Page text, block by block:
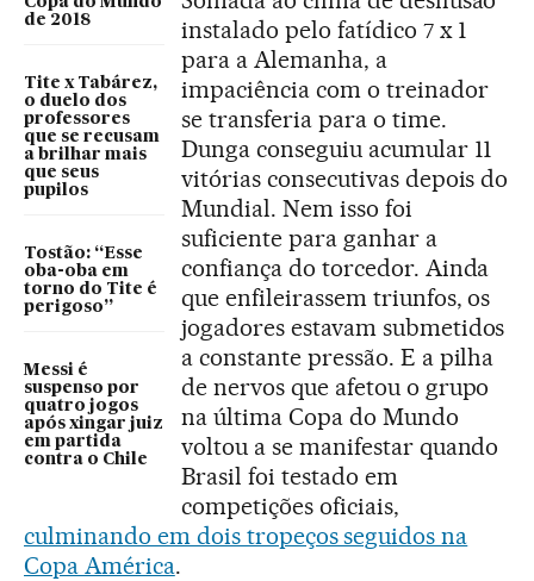
de 2018
Tite x Tabárez,
o duelo dos
professores
que se recusam
a brilhar mais
que seus
pupilos
Tostão: “Esse
oba-oba em
torno do Tite é
perigoso”
Messi é
suspenso por
quatro jogos
após xingar juiz
em partida
contra o Chile
instalado pelo fatídico 7 x 1
para a Alemanha, a
impaciência com o treinador
se transferia para o time.
Dunga conseguiu acumular 11
vitórias consecutivas depois do
Mundial. Nem isso foi
suficiente para ganhar a
confiança do torcedor. Ainda
que enfileirassem triunfos, os
jogadores estavam submetidos
a constante pressão. E a pilha
de nervos que afetou o grupo
na última Copa do Mundo
voltou a se manifestar quando
Brasil foi testado em
competições oficiais,
culminando em dois tropeços seguidos na
Copa América.